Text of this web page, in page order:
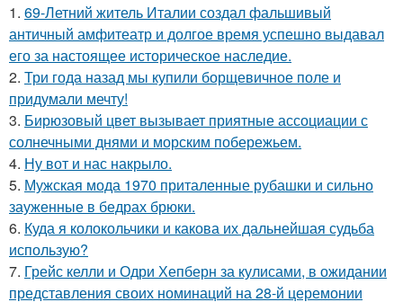
1. 69-Летний житель Италии создал фальшивый
античный амфитеатр и долгое время успешно выдавал
его за настоящее историческое наследие.
2. Три года назад мы купили борщевичное поле и
придумали мечту!
3. Бирюзовый цвет вызывает приятные ассоциации с
солнечными днями и морским побережьем.
4. Ну вот и нас накрыло.
5. Мужская мода 1970 приталенные рубашки и сильно
зауженные в бедрах брюки.
6. Куда я колокольчики и какова их дальнейшая судьба
использую?
7. Грейс келли и Одри Хепберн за кулисами, в ожидании
представления своих номинаций на 28-й церемонии